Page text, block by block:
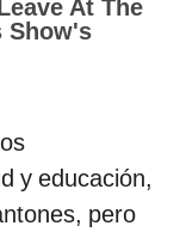
y educación,
pero